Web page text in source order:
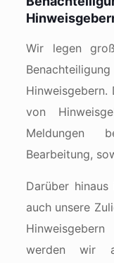
Wir legen
von
Meldungen
Bearbeitung,
Darüber
auch unsere
werden wir